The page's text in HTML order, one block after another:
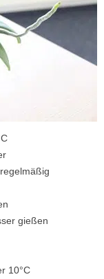
gießen
10°C